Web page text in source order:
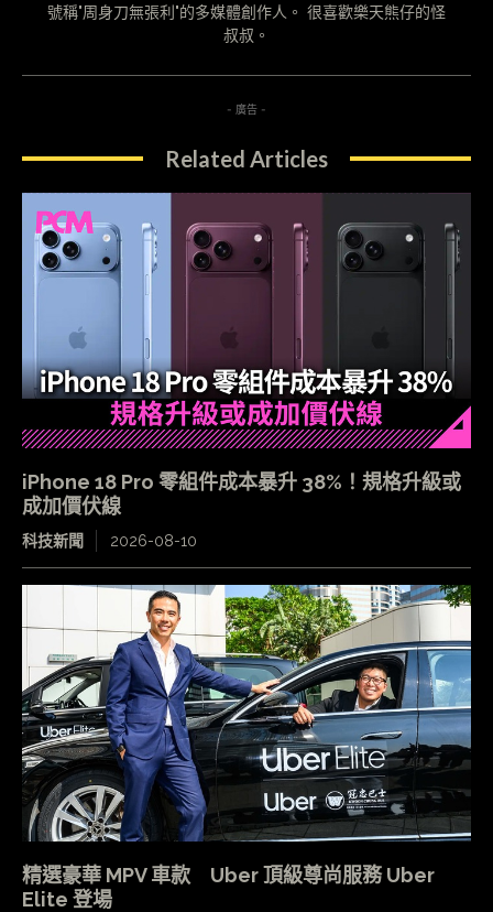
號稱"周身刀無張利"的多媒體創作人。 很喜歡樂天熊仔的怪
叔叔。
- 廣告 -
Related Articles
iPhone 18 Pro 零組件成本暴升 38%！規格升級或
成加價伏線
科技新聞 2026-08-10
精選豪華 MPV 車款 Uber 頂級尊尚服務 Uber
Elite 登場